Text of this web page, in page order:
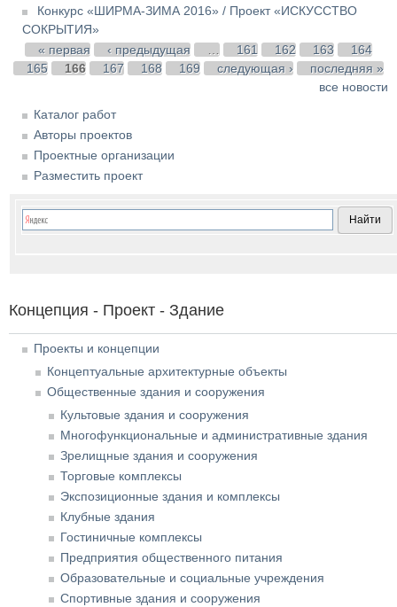
Конкурс «ШИРМА-ЗИМА 2016» / Проект «ИСКУССТВО
СОКРЫТИЯ»
Страницы
« первая ‹ предыдущая … 161 162 163
164
165
166 167 168 169 следующая ›
последняя »
все новости
Каталог работ
Авторы проектов
Проектные организации
Разместить проект
Концепция - Проект - Здание
Проекты и концепции
Концептуальные архитектурные объекты
Общественные здания и сооружения
Культовые здания и сооружения
Многофункциональные и административные здания
Зрелищные здания и сооружения
Торговые комплексы
Экспозиционные здания и комплексы
Клубные здания
Гостиничные комплексы
Предприятия общественного питания
Образовательные и социальные учреждения
Спортивные здания и сооружения